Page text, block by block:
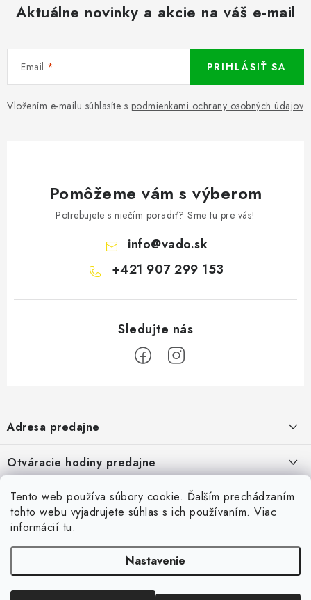
Tento web používa súbory cookie. Ďalším prechádzaním
tohto webu vyjadrujete súhlas s ich používaním. Viac
informácií tu.
Nastavenie
Aktuálne novinky a akcie na váš e-mail
Email
Vložením e-mailu súhlasíte s podmienkami ochrany osobných údajov
PRIHLÁSIŤ SA
Pomôžeme vám s výberom
Potrebujete s niečím poradiť? Sme tu pre vás!
info@vado.sk
+421 907 299 153
p
ä
t
Adresa predajne
Pekárska 4, 941 31 Dvory nad Žitavou
Pozrite si Google mapu
Pozrieť detail mapy »
Otváracie hodiny predajne
Sobota, Nedeľa: Zatvorené
Informácie pre Vás
Napíšte nám
Obchodné podmienky
Ochrana osobných údajov
Facebook